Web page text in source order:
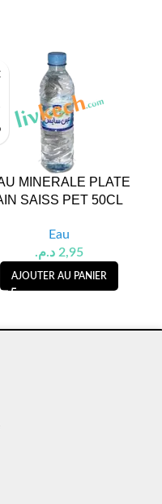
MINERALE PLATE
SAISS PET 50CL
Eau
2,95 د.م.
AJOUTER AU PANIER